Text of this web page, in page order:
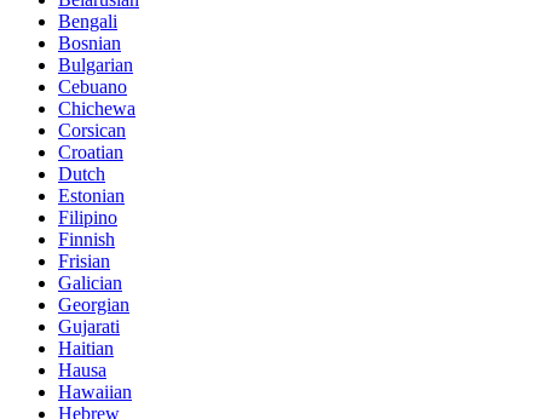
Bengali
Bosnian
Bulgarian
Cebuano
Chichewa
Corsican
Croatian
Dutch
Estonian
Filipino
Finnish
Frisian
Galician
Georgian
Gujarati
Haitian
Hausa
Hawaiian
Hebrew